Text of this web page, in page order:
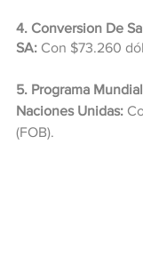
4. Conversion De
SA: Con $73.260
5. Programa
Naciones Unidas:
(FOB).